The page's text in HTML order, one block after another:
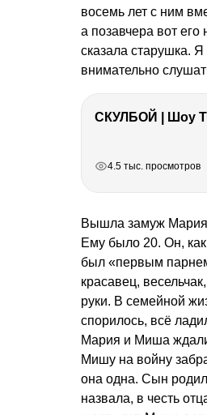
восемь лет с ним
а позавчера вот
сказала старушка. Я
внимательно
4.5 тыс. просмотров
Вышла замуж Мария
Ему было 20. Он, как
был «первым
красавец,
руки. В семейной
спорилось, всё
Мария и Миша
Мишу на войну
она одна. Сын
назвала, в честь